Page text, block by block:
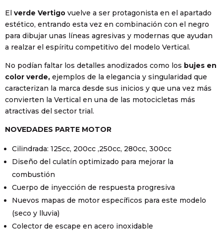
El verde Vertigo vuelve a ser protagonista en el apartado
estético, entrando esta vez en combinación con el negro
para dibujar unas líneas agresivas y modernas que ayudan
a realzar el espíritu competitivo del modelo Vertical.
No podían faltar los detalles anodizados como los bujes en
color verde, ejemplos de la elegancia y singularidad que
caracterizan la marca desde sus inicios y que una vez más
convierten la Vertical en una de las motocicletas más
atractivas del sector trial.
NOVEDADES PARTE MOTOR
Cilindrada: 125cc, 200cc ,250cc, 280cc, 300cc
Diseño del culatín optimizado para mejorar la
combustión
Cuerpo de inyección de respuesta progresiva
Nuevos mapas de motor específicos para este modelo
(seco y lluvia)
Colector de escape en acero inoxidable